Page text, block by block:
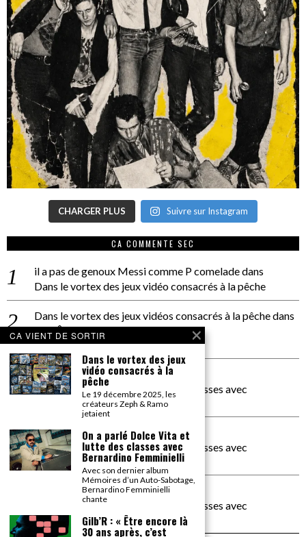
CHARGER PLUS Suivre sur Instagram
CA COMMENTE SEC
il a pas de genoux Messi comme P comeladedans
Dans le vortex des jeux vidéo consacrés à la pêche
Dans le vortex des jeux vidéos consacrés à la pêchedans
PACÔME THIELLEMENT
La séance d’Hip Gnose
La Patrie
dans
On a parlé Dolce Vita et lutte des classes avec
Bernardino Femminielli
carte noire negra à l'o tiededans
On a parlé Dolce Vita et lutte des classes avec
Bernardino Femminielli
moise et son mascarédans
On a parlé Dolce Vita et lutte des classes avec
Bernardino Femminielli
CA VIENT DE SORTIR
Dans le vortex des jeux
vidéo consacrés à la
pêche
Le 19 décembre 2025, les
créateurs Zeph & Ramo
jetaient
On a parlé Dolce Vita et
lutte des classes avec
Bernardino Femminielli
Avec son dernier album
Mémoires d’un Auto-Sabotage,
Bernardino Femminielli
chante
Gilb’R : « Être encore là
30 ans après, c’est